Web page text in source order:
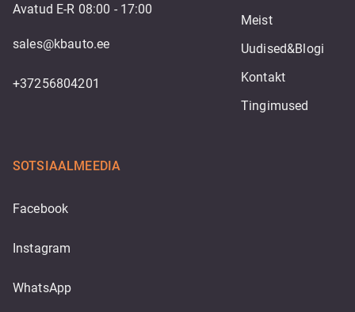
Avatud E-R 08:00 - 17:00
sales@kbauto.ee
+37256804201
Meist
Uudised&Blogi
Kontakt
Tingimused
SOTSIAALMEEDIA
Facebook
Instagram
WhatsApp